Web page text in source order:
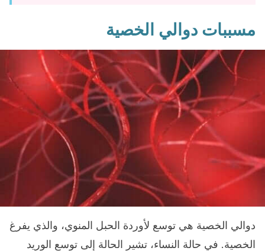
مسببات دوالي الخصية
دوالي الخصية هي توسع لأوردة الحبل المنوي، والذي يفرغ
الخصية. في حالة النساء، تشير الحالة إلى توسع الوريد